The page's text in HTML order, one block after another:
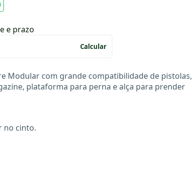
e prazo
Calcular
Modular com grande compatibilidade de pistolas,
plataforma para perna e alça para prender
no cinto.